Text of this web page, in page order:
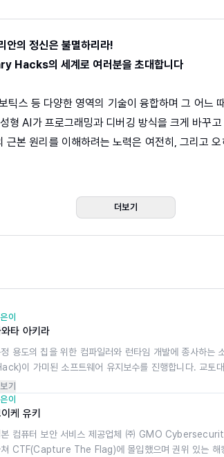
안의 정신은 불멸하리라!
Hacks의 세계로 여러분을 초대합니다
틱스 등 다양한 영역의 기술이 융합하며 그 어느
형 AI가 프로그래밍과 디버깅 방식을 크게 바꾸
근본 원리를 이해하려는 노력은 여전히, 그리고
는 오늘날에도 변함없는 가치를 지니고 있습니다.
Hacks: 해커가 전수하는 테크닉 100선』
엔지니어링, ELF 바이너리 분석, 링커와 로더의 동
상황이기에, 그동안 직접 접할 기회가 없었던 분
『0과 1 사이(원제: Binary Hacks Rebooted)』
걸맞은 지식과 기술을 담아 저수준 프로그래밍
용 중복을 최소화하면서도 가상화와 컨테이너의
등 강화된 보안 기법과 더불어 취약점 분석,
체제 환경을 아우르는 실전적인 내용을 다루고 있
더보기
이
타 아키라
용도의 칩을 위한 컴파일러와 런타임 개발에 종사하는
이 가미된 소프트웨어 유지보수를 진행합니다. 교토
형식 이론을 연구했습니다. 일본 정보처리추진기구(IPA)
젝트에서 검색엔진을 개발한 경험이 있습니다.
기
이
케 유키
본 컴퓨터 보안 서비스 제공업체 ㈜ GMO
쳐 CTF(Capture The Flag)에 몰입했으며 권위 있는 해